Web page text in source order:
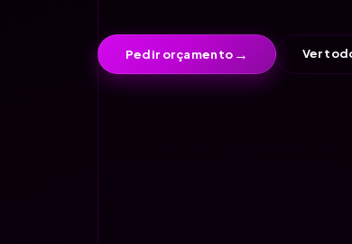
Pedir orçamento → Ver